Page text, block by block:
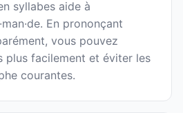
syllabes aide à
En prononçant
vous pouvez
plus facilement et éviter les
courantes.